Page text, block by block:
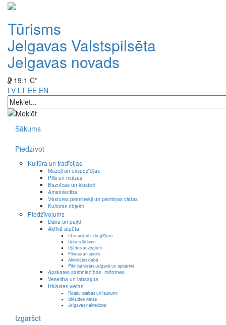
Tūrisms
Jelgavas Valstspilsēta
Jelgavas novads
19.1 C°
LV LT EE EN
Sākums
Piedzīvot
Kultūra un tradīcijas
Muzeji un ekspozīcijas
Pilis un muižas
Baznīcas un klosteri
Amatniecība
Vēstures pieminekļi un piemiņas vietas
Kultūras objekti
Piedzīvojums
Daba un parki
Aktīvā atpūta
Izbraucieni ar kuģīšiem
Ūdens tūrisms
Izjādes ar zirgiem
Fitness un sports
Aktivitātes dabā
Piknika vietas Jelgavā un apkārtnē
Apskates saimniecības, ražotnes
Veselība un labsajūta
Izklaides vietas
Rotaļu istabas un laukumi
Izklaides vietas
Jelgavas naktsdzīve
Izgaršot